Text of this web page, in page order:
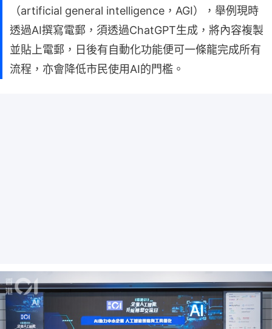
（artificial general intelligence，AGI），舉例現時
透過AI撰寫電郵，須透過ChatGPT生成，將內容複製
並貼上電郵，日後有自動化功能便可一條龍完成所有
流程，亦會降低市民使用AI的門檻。